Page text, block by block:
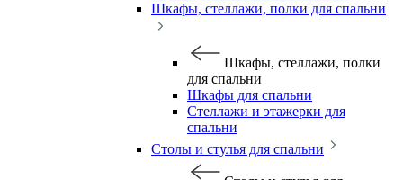
Шкафы, стеллажи, полки для спальни
Шкафы, стеллажи, полки
для спальни
Шкафы для спальни
Стеллажи и этажерки для
спальни
Столы и стулья для спальни